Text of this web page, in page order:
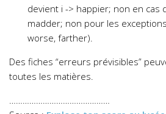
devient i -> happier; non en cas
madder; non pour les
worse, farther).
Des fiches “erreurs prévisibles”
toutes les matières.